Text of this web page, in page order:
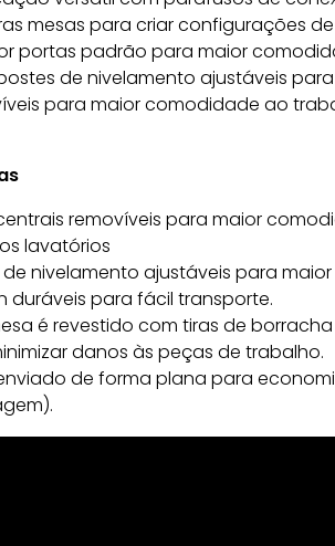
mesas para criar configurações
portas padrão para maior
de nivelamento ajustáveis
para maior comodidade ao
removíveis para maior
lavatórios
nivelamento ajustáveis para
duráveis para fácil transporte.
é revestido com tiras de
danos às peças de trabalho.
de forma plana para